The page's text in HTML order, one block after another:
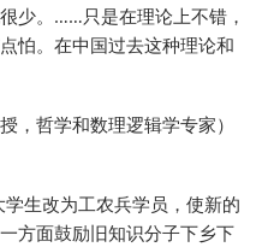
少。……只是在理论上不错，
怕。在中国过去这种理论和
，哲学和数理逻辑学专家）
生改为工农兵学员，使新的
方面鼓励旧知识分子下乡下